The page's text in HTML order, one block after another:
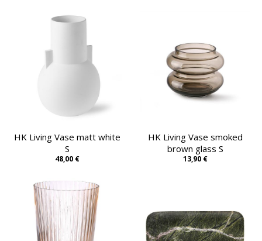
HK Living Vase matt white
S
48,00 €
HK Living Vase smoked
brown glass S
13,90 €